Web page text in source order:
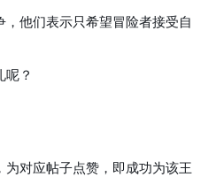
他们表示只希望冒险者接受自
？
对应帖子点赞，即成功为该王